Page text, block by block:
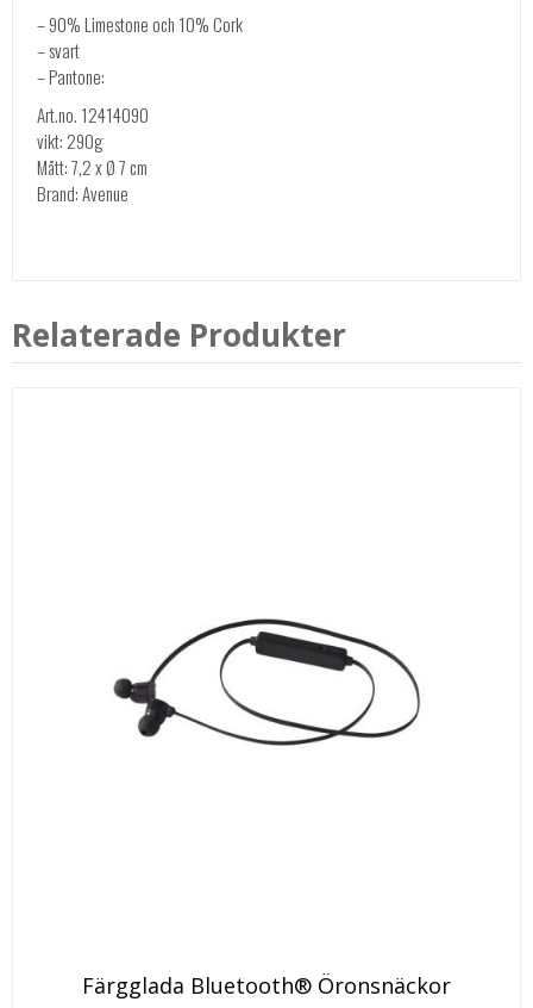
– 90% Limestone och 10% Cork
– svart
– Pantone:
Art.no. 12414090
vikt: 290g
Mått: 7,2 x Ø 7 cm
Brand: Avenue
Relaterade Produkter
Den
här
Färgglada Bluetooth® Öronsnäckor